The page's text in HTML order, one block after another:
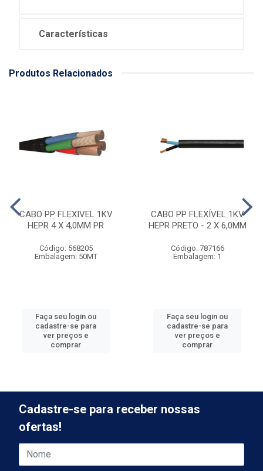
Características
Produtos Relacionados
CABO PP FLEXIVEL 1KV
HEPR 4 X 4,0MM PR
Código: 568205
Embalagem: 50MT
Faça seu login ou
cadastre-se para
ver preços e
comprar
CABO PP FLEXÍVEL 1KV
HEPR PRETO - 2 X 6,0MM
Código: 787166
Embalagem: 1
Faça seu login ou
cadastre-se para
ver preços e
comprar
Cadastre-se para receber nossas
ofertas!